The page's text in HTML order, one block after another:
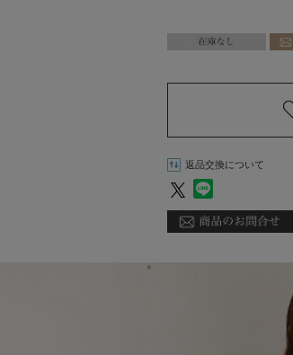
返品交換について